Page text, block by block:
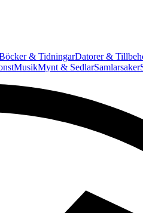
& TidningarDatorer &
MusikMynt & SedlarSamlarsaker